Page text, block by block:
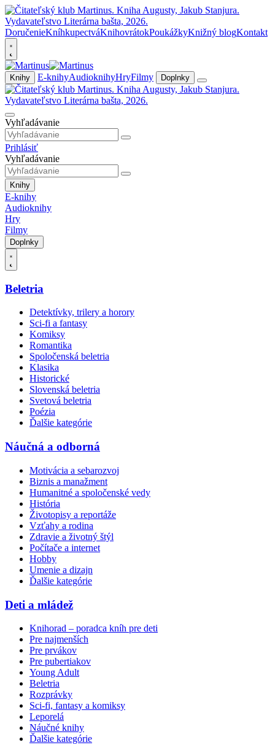
DoručenieKníhkupectváKnihovrátokPoukážkyKnižný blogKontakt
Knihy E-knihyAudioknihyHryFilmy Doplnky
Vyhľadávanie
Prihlásiť
Vyhľadávanie
Knihy
E-knihy
Audioknihy
Hry
Filmy
Doplnky
Beletria
Detektívky, trilery a horory
Sci-fi a fantasy
Komiksy
Romantika
Spoločenská beletria
Klasika
Historické
Slovenská beletria
Svetová beletria
Poézia
Ďalšie kategórie
Náučná a odborná
Motivácia a sebarozvoj
Biznis a manažment
Humanitné a spoločenské vedy
História
Životopisy a reportáže
Vzťahy a rodina
Zdravie a životný štýl
Počítače a internet
Hobby
Umenie a dizajn
Ďalšie kategórie
Deti a mládež
Knihorad – poradca kníh pre deti
Pre najmenších
Pre prvákov
Pre pubertiakov
Young Adult
Beletria
Rozprávky
Sci-fi, fantasy a komiksy
Leporelá
Náučné knihy
Ďalšie kategórie